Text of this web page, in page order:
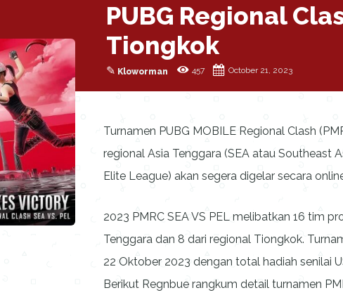
PUBG Regional
Tiongkok
✎ Kloworman 457 October 21, 2023
Turnamen PUBG MOBILE Regional Clash
regional Asia Tenggara (SEA atau Southeast
Elite League) akan segera digelar secara
2023 PMRC SEA VS PEL melibatkan 16 tim
Tenggara dan 8 dari regional Tiongkok.
22 Oktober 2023 dengan total hadiah senilai
Berikut Regnbue rangkum detail turnamen